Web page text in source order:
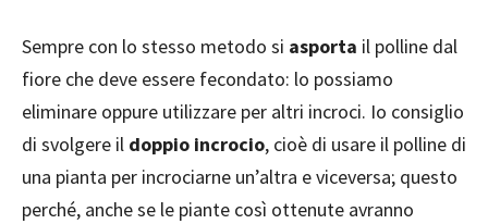
Sempre con lo stesso metodo si asporta il polline dal
fiore che deve essere fecondato: lo possiamo
eliminare oppure utilizzare per altri incroci. Io consiglio
di svolgere il doppio incrocio, cioè di usare il polline di
una pianta per incrociarne un’altra e viceversa; questo
perché, anche se le piante così ottenute avranno